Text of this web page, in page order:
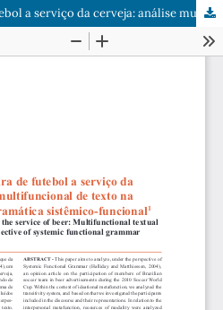
A seleção brasileira de futebol a serviço da cerveja: análise multifuncional de texto na perspectiva da gramática sistêmico-funcional